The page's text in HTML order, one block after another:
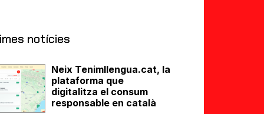
notícies
Neix Tenimllengua.cat, la
plataforma que
digitalitza el consum
responsable en català